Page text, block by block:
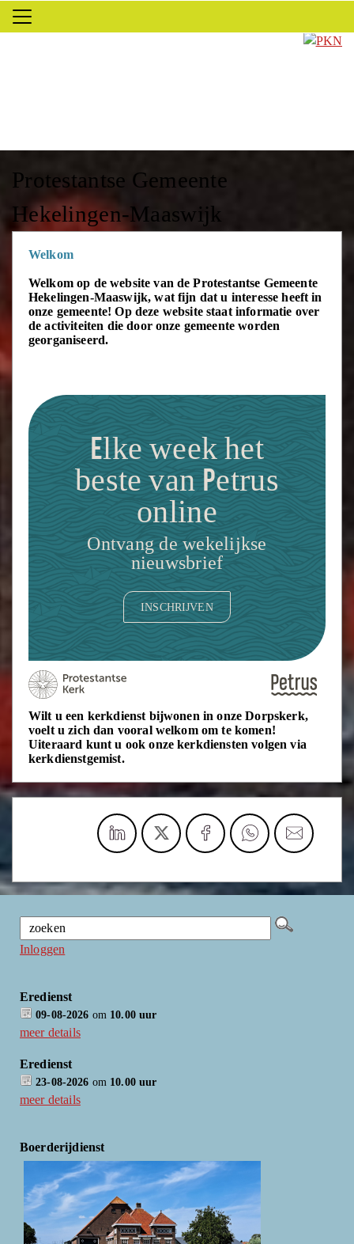
Protestantse Gemeente
Hekelingen-Maaswijk
Welkom
Welkom op de website van de Protestantse Gemeente
Hekelingen-Maaswijk, wat fijn dat u interesse heeft in
onze gemeente! Op deze website staat informatie over
de activiteiten die door onze gemeente worden
georganiseerd.
Elke week het
beste van Petrus
online
Ontvang de wekelijkse
nieuwsbrief
INSCHRIJVEN
Wilt u een kerkdienst bijwonen in onze Dorpskerk,
voelt u zich dan vooral welkom om te komen!
Uiteraard kunt u ook onze kerkdiensten volgen via
kerkdienstgemist.
Inloggen
Eredienst
09-08-2026 om 10.00 uur
meer details
Eredienst
23-08-2026 om 10.00 uur
meer details
Boerderijdienst